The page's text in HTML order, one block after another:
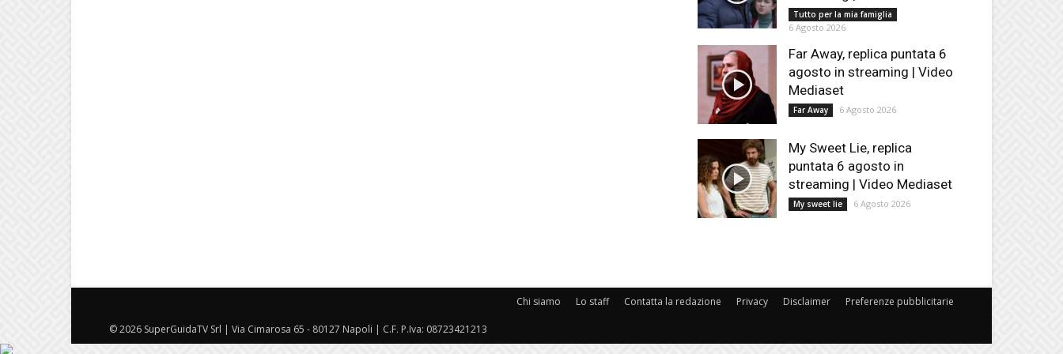
Tutto per la mia famiglia
6 Agosto 2026
Far Away, replica puntata 6
agosto in streaming | Video
Mediaset
Far Away 6 Agosto 2026
My Sweet Lie, replica
puntata 6 agosto in
streaming | Video Mediaset
My sweet lie 6 Agosto 2026
Chi siamo Lo staff Contatta la redazione Privacy Disclaimer Preferenze pubblicitarie
© 2026 SuperGuidaTV Srl | Via Cimarosa 65 - 80127 Napoli | C.F. P.Iva: 08723421213